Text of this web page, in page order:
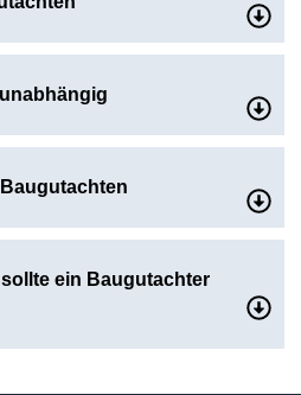
ein Baugutachter